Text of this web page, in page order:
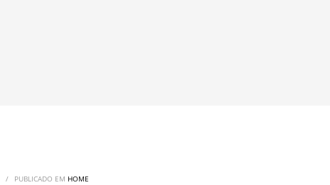
/ PUBLICADO EM HOME